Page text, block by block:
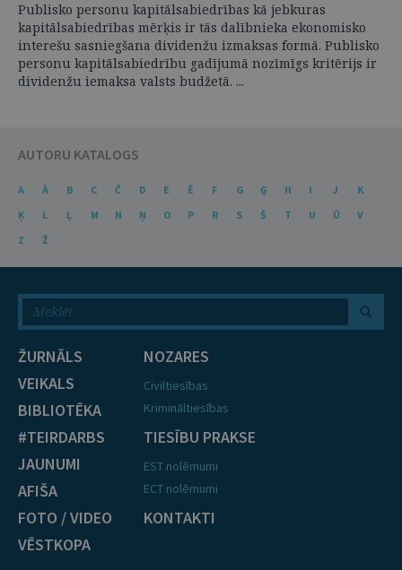
Publisko personu kapitālsabiedrības kā jebkuras
kapitālsabiedrības mērķis ir tās dalībnieka ekonomisko
interešu sasniegšana dividenžu izmaksas formā. Publisko
personu kapitālsabiedrību gadījumā nozīmīgs kritērijs ir
dividenžu iemaksa valsts budžetā. ...
AUTORU KATALOGS
A Ā B C Č D E Ē F G Ģ H I J
K
Ķ
L Ļ M N Ņ O P R S Š T U Ū
V
Z
Ž
ŽURNĀLS
VEIKALS
BIBLIOTĒKA
#TEIRDARBS
JAUNUMI
AFIŠA
FOTO / VIDEO
VĒSTKOPA
NOZARES
Civiltiesības
Krimināltiesības
TIESĪBU PRAKSE
EST nolēmumi
ECT nolēmumi
KONTAKTI